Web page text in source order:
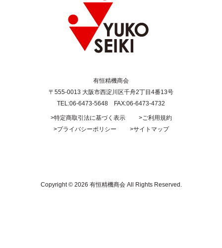
有恒精機商会
〒555-0013 大阪市西淀川区千舟2丁目4番13号
TEL:06-6473-5648 FAX:06-6473-4732
>特定商取引法に基づく表示
>ご利用規約
>プライバシーポリシー
>サイトマップ
Copyright © 2026 有恒精機商会 All Rights Reserved.